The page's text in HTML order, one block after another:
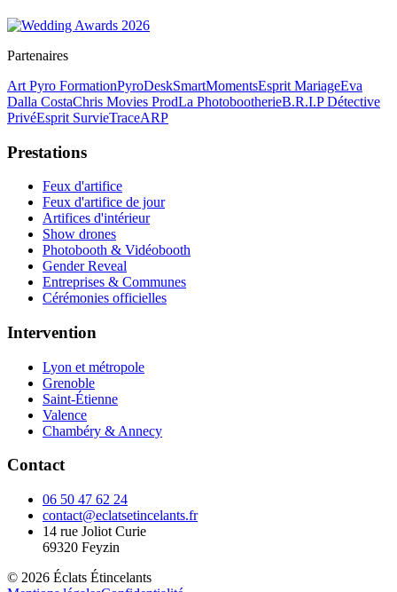
Partenaires
Art Pyro FormationPyroDeskSmartMomentsEsprit MariageEva
Dalla CostaChris Movies ProdLa PhotobootherieB.R.I.P Détective
PrivéEsprit SurvieTraceARP
Prestations
Feux d'artifice
Feux d'artifice de jour
Artifices d'intérieur
Show drones
Photobooth & Vidéobooth
Gender Reveal
Entreprises & Communes
Cérémonies officielles
Intervention
Lyon et métropole
Grenoble
Saint-Étienne
Valence
Chambéry & Annecy
Contact
06 50 47 62 24
contact@eclatsetincelants.fr
14 rue Joliot Curie
69320 Feyzin
© 2026 Éclats Étincelants